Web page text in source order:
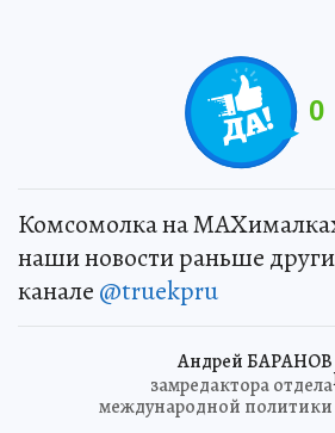
0
Комсомолка на
наши новости раньше
канале @truekpru
Андрей БАРАНОВ
замредактора отдела
международной политики